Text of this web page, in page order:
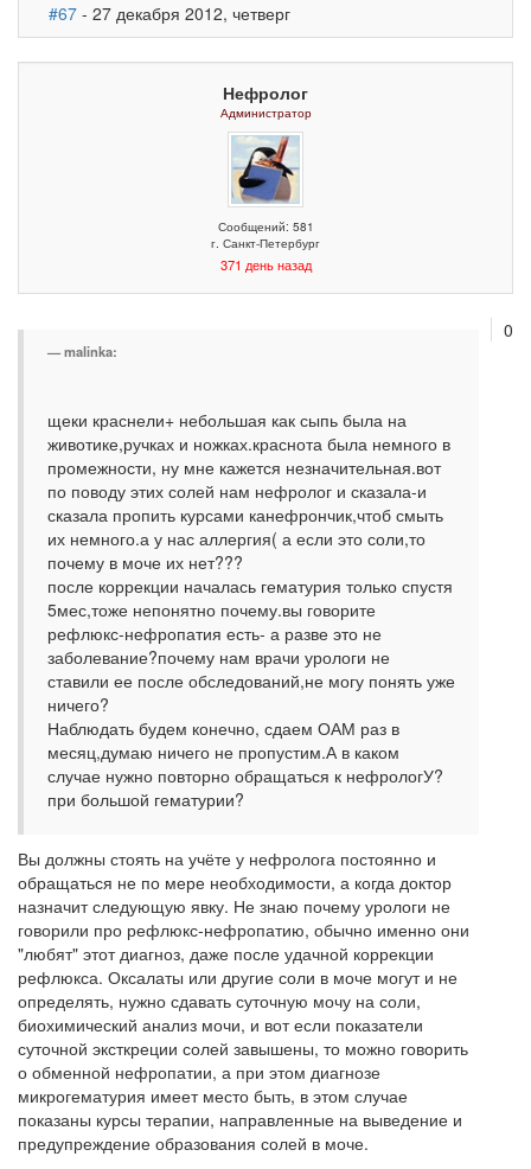
#67 - 27 декабря 2012, четверг
Нефролог
Администратор
Сообщений: 581
г. Санкт-Петербург
371 день назад
0
malinka:
щеки краснели+ небольшая как сыпь была на
животике,ручках и ножках.краснота была немного в
промежности, ну мне кажется незначительная.вот
по поводу этих солей нам нефролог и сказала-и
сказала пропить курсами канефрончик,чтоб смыть
их немного.а у нас аллергия( а если это соли,то
почему в моче их нет???
после коррекции началась гематурия только спустя
5мес,тоже непонятно почему.вы говорите
рефлюкс-нефропатия есть- а разве это не
заболевание?почему нам врачи урологи не
ставили ее после обследований,не могу понять уже
ничего?
Наблюдать будем конечно, сдаем ОАМ раз в
месяц,думаю ничего не пропустим.А в каком
случае нужно повторно обращаться к нефрологУ?
при большой гематурии?
Вы должны стоять на учёте у нефролога постоянно и
обращаться не по мере необходимости, а когда доктор
назначит следующую явку. Не знаю почему урологи не
говорили про рефлюкс-нефропатию, обычно именно они
"любят" этот диагноз, даже после удачной коррекции
рефлюкса. Оксалаты или другие соли в моче могут и не
определять, нужно сдавать суточную мочу на соли,
биохимический анализ мочи, и вот если показатели
суточной эксткреции солей завышены, то можно говорить
о обменной нефропатии, а при этом диагнозе
микрогематурия имеет место быть, в этом случае
показаны курсы терапии, направленные на выведение и
предупреждение образования солей в моче.